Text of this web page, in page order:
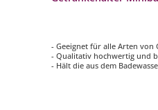
- Geeignet für alle Arten von
- Qualitativ hochwertig und
- Hält die aus dem